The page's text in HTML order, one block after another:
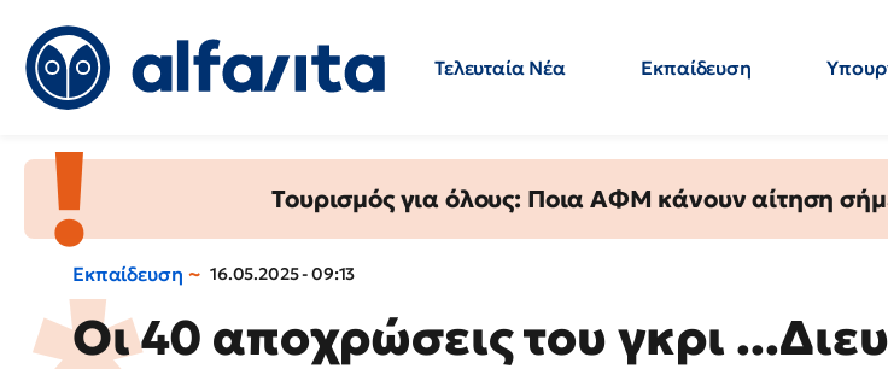
Τελευταία Νέα Εκπαίδευση
Τουρισμός για όλους: Ποια ΑΦΜ κάνουν αίτηση
Εκπαίδευση 16.05.2025 - 09:13
Οι 40 αποχρώσεις του γκρι